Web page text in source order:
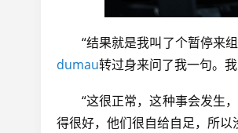
“结果就是我叫了个暂停来
dumau转过身来问了我一句。
“这很正常，这种事会发生
得很好，他们很自给自足，所以